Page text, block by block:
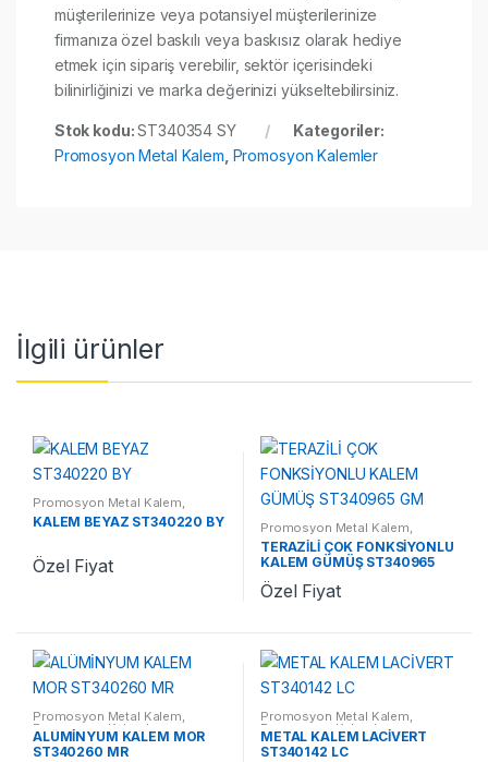
müşterilerinize veya potansiyel müşterilerinize
firmanıza özel baskılı veya baskısız olarak hediye
etmek için sipariş verebilir, sektör içerisindeki
bilinirliğinizi ve marka değerinizi yükseltebilirsiniz.
Stok kodu:ST340354 SY
Kategoriler:
Promosyon Metal Kalem Promosyon Kalemler
İlgili ürünler
Promosyon Metal Kalem
Promosyon Kalemler
KALEM BEYAZ ST340220 BY
Özel Fiyat
Promosyon Metal Kalem
Promosyon Kalemler
TERAZİLİ ÇOK FONKSİYONLU
KALEM GÜMÜŞ ST340965
GM
Özel Fiyat
Promosyon Metal Kalem,
Promosyon Kalemler
ALÜMİNYUM KALEM MOR
ST340260 MR
Promosyon Metal Kalem,
Promosyon Kalemler
METAL KALEM LACİVERT
ST340142 LC